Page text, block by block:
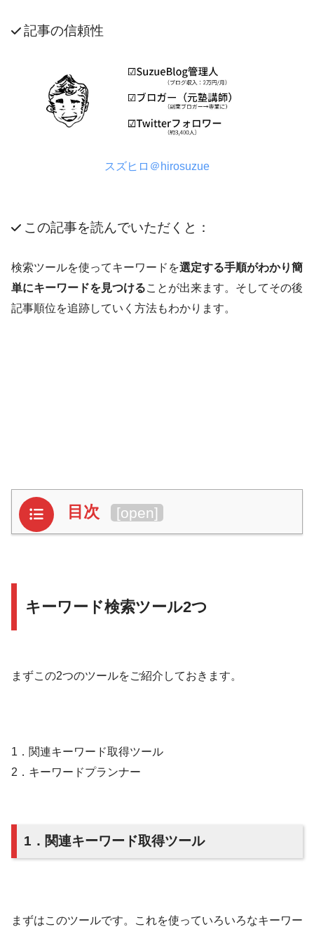
記事の信頼性
スズヒロ＠hirosuzue
この記事を読んでいただくと：
検索ツールを使ってキーワードを選定する手順がわかり簡
単にキーワードを見つけることが出来ます。そしてその後
記事順位を追跡していく方法もわかります。
目次 [open]
キーワード検索ツール2つ
まずこの2つのツールをご紹介しておきます。
1．関連キーワード取得ツール
2．キーワードプランナー
1．関連キーワード取得ツール
まずはこのツールです。これを使っていろいろなキーワー